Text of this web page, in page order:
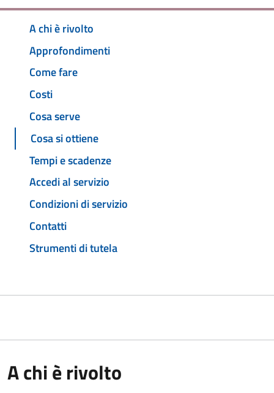
A chi è rivolto
Approfondimenti
Come fare
Costi
Cosa serve
Cosa si ottiene
Tempi e scadenze
Accedi al servizio
Condizioni di servizio
Contatti
Strumenti di tutela
A chi è rivolto